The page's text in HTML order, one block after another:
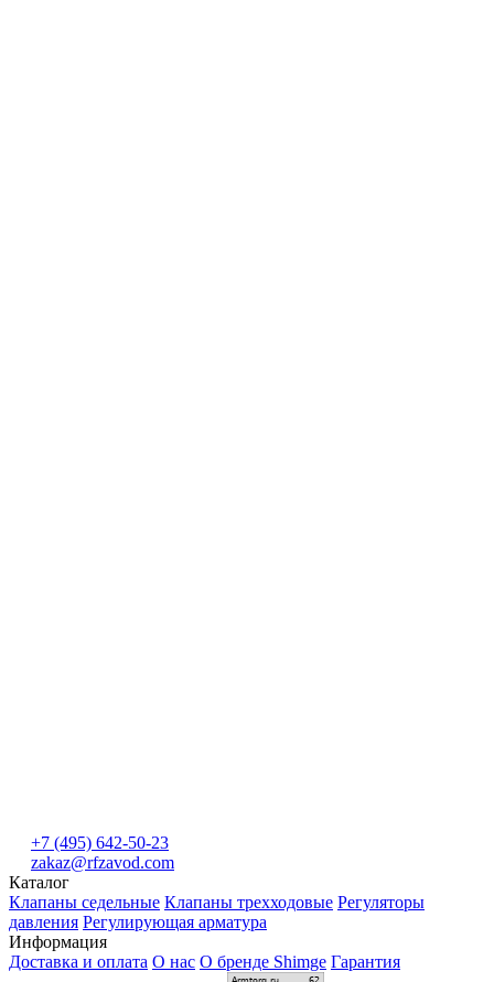
+7 (495) 642-50-23
zakaz@rfzavod.com
Каталог
Клапаны седельные Клапаны трехходовые Регуляторы
давления Регулирующая арматура
Информация
Доставка и оплата О нас О бренде Shimge Гарантия